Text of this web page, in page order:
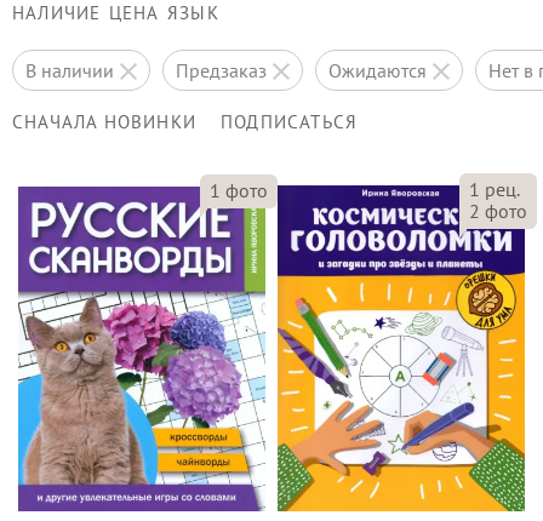
НАЛИЧИЕ ЦЕНА ЯЗЫК
в наличии предзаказ ожидаются нет
СНАЧАЛА НОВИНКИ ПОДПИСАТЬСЯ
1 фото 1 рец.
2 фото